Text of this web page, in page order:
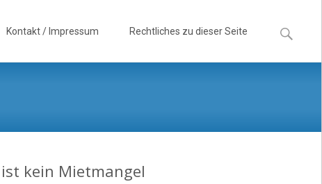
Kontakt / Impressum Rechtliches zu dieser Seite
Suchen
nach:
kein Mietmangel